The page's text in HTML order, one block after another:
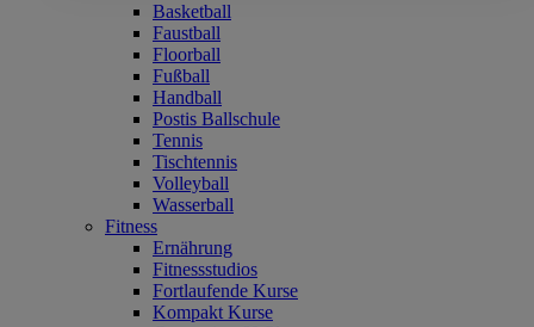
Basketball
Faustball
Floorball
Fußball
Handball
Postis Ballschule
Tennis
Tischtennis
Volleyball
Wasserball
Fitness
Ernährung
Fitnessstudios
Fortlaufende Kurse
Kompakt Kurse